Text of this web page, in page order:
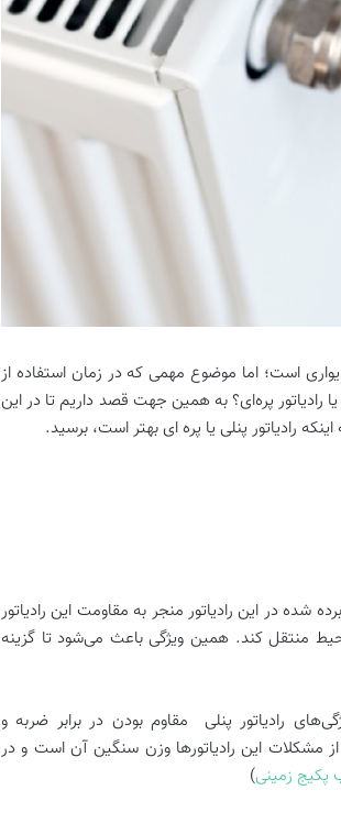
است؛ اما موضوع مهمی که در زمان استفاده از
رادیاتور پره‌ای؟ به همین جهت قصد داریم تا در این
رادیاتور پنلی یا پره ای بهتر است، برسید.
شده در این رادیاتور منجر به مقاومت این رادیاتور
منتقل کند. همین ویژگی باعث می‌شود تا گزینه
رادیاتور پنلی مقاوم بودن در برابر ضربه و
این رادیاتورها وزن سنگین آن است و در
پکیج زمینی)